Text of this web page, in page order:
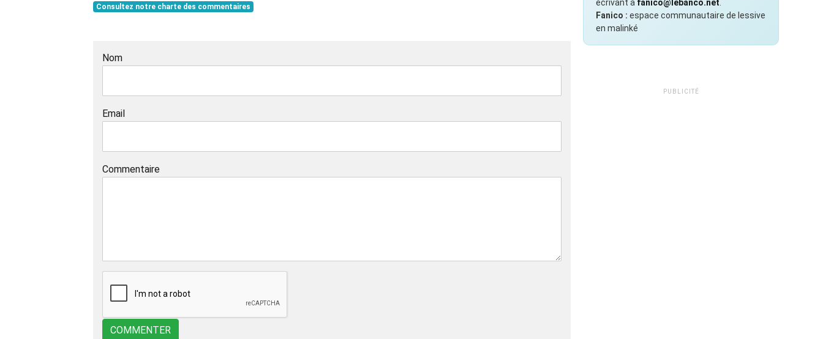
Consultez notre charte des commentaires
Nom
Email
Commentaire
COMMENTER
écrivant à fanico@lebanco.net
Fanico : espace communautaire de lessive
en malinké
PUBLICITÉ